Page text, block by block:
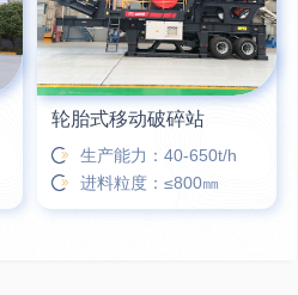
轮胎式移动破碎站
生产能力：40-650t/h
进料粒度：≤800㎜